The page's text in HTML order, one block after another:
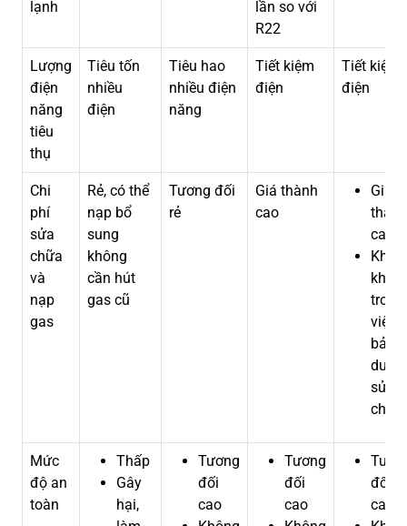
lạnh
lần so với
R22
Lượng
điện
năng
tiêu
thụ
Tiêu tốn
nhiều
điện
Tiêu hao
nhiều điện
năng
Tiết kiệm
điện
Tiết kiệm
điện
Chi
phí
sửa
chữa
và
nạp
gas
Rẻ, có thể
nạp bổ
sung
không
cần hút
gas cũ
Tương đối
rẻ
Giá thành
cao
Giá
thành
cao
Khó
khăn
trong
việc
bảo
sửa
chữa
Mức
độ an
toàn
Thấp
Gây
hại,
Tương
đối
cao
Tương
đối
cao
đối
cao